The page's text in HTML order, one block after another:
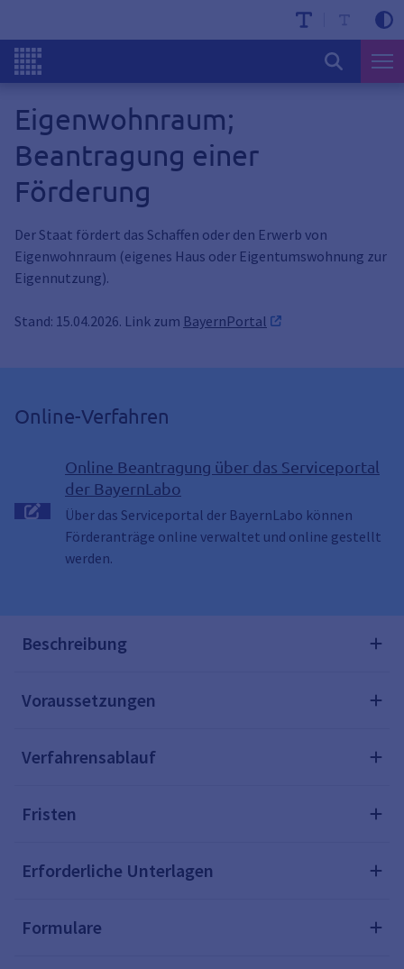
Eigenwohnraum;
Beantragung einer
Förderung
Der Staat fördert das Schaffen oder den Erwerb von
Eigenwohnraum (eigenes Haus oder Eigentumswohnung zur
Eigennutzung).
Stand: 15.04.2026. Link zum BayernPortal
Online-Verfahren
Online Beantragung über das Serviceportal
der BayernLabo
Über das Serviceportal der BayernLabo können
Förderanträge online verwaltet und online gestellt
werden.
Beschreibung
Voraussetzungen
Verfahrensablauf
Fristen
Erforderliche Unterlagen
Formulare